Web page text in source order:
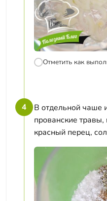
Отметить как
4
В отдельной чаше
прованские
красный перец,